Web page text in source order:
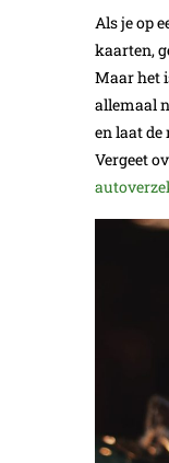
Als je op
kaarten,
Maar het
allemaal
en laat
Vergeet